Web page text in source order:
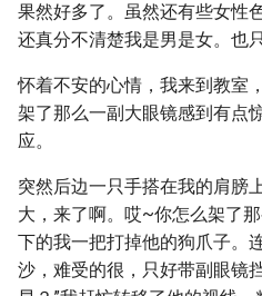
果然好多了。虽然还有些女性
还真分不清楚我是男是女。也
怀着不安的心情，我来到教室
架了那么一副大眼镜感到有点
应。
突然后边一只手搭在我的肩膀
大，来了啊。哎~你怎么架了
下的我一把打掉他的狗爪子。
沙，难受的很，只好带副眼镜